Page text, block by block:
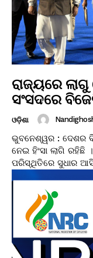
ରାଜ୍ୟରେ ଲାଗୁ
ସଂସଦରେ
ଓଡ଼ିଶା
ଭୁବନେଶ୍ୱର : ଦେଶର
ନେଇ ହିଂସା ଲାଗି ରହିଛି
ପରିସ୍ଥିତିରେ ସୁଧାର